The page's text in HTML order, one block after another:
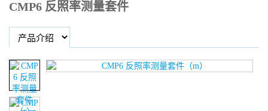
CMP6 反照率测量套件